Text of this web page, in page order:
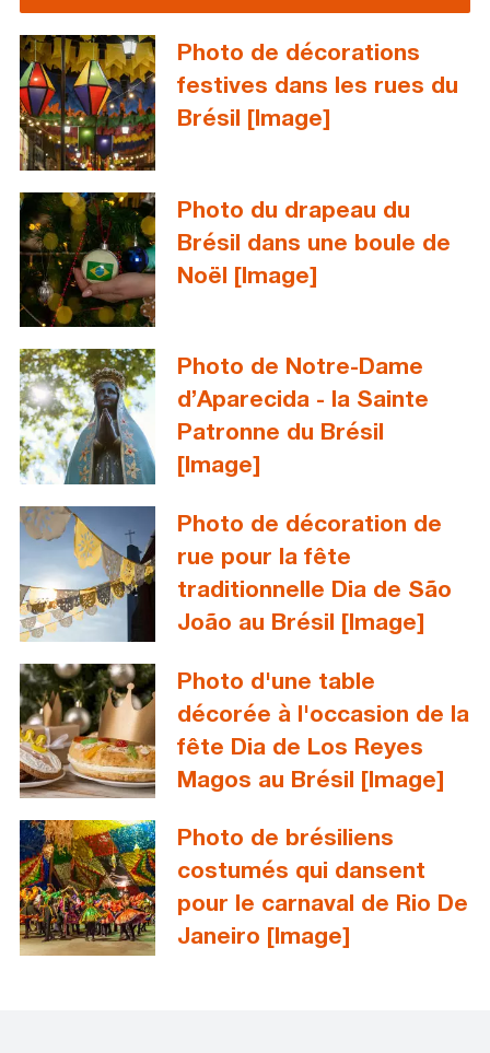
Photo de décorations
festives dans les rues du
Brésil [Image]
Photo du drapeau du
Brésil dans une boule de
Noël [Image]
Photo de Notre-Dame
d’Aparecida - la Sainte
Patronne du Brésil
[Image]
Photo de décoration de
rue pour la fête
traditionnelle Dia de São
João au Brésil [Image]
Photo d'une table
décorée à l'occasion de la
fête Dia de Los Reyes
Magos au Brésil [Image]
Photo de brésiliens
costumés qui dansent
pour le carnaval de Rio De
Janeiro [Image]